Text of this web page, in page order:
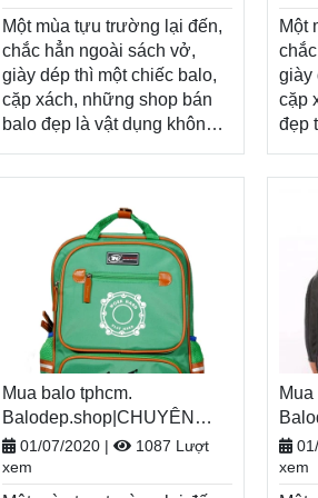
Một mùa tựu trường lại đến,
chắc hẳn ngoài sách vở,
giày dép thì một chiếc balo,
cặp xách, những shop bán
balo đẹp là vật dụng không
lượng cho một năm học mới
học mới, Balodep.shop tri ân
khách hàng với những
chương trình ưu đãi, khuyến
mãi vô cùng hấp dẫn và đa
dạng sản phẩm.
Balodep.shop|Chuyên
những shop bán balo
đẹp, Balo-Túi xách. Giao
hàng toàn quốc, Miễn phí đổi
trả hàng, thanh toán tiền khi
nhận hàng
Một
giày
cặp
đẹp
trả
Mua balo tphcm.
Balodep.shop|CHUYÊN
BALO-TÚI XÁCH–VALI ĐẸP
01/07/2020 |
1087 Lượt
xem
xem